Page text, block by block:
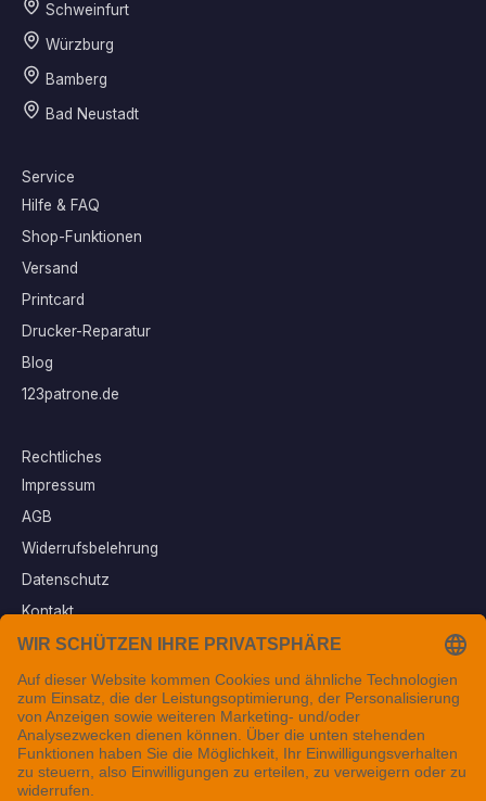
Schweinfurt
Würzburg
Bamberg
Bad Neustadt
Service
Hilfe & FAQ
Shop-Funktionen
Versand
Printcard
Drucker-Reparatur
Blog
123patrone.de
Rechtliches
Impressum
AGB
Widerrufsbelehrung
Datenschutz
Kontakt
Vertrag widerrufen
Sichere Zahlungsarten